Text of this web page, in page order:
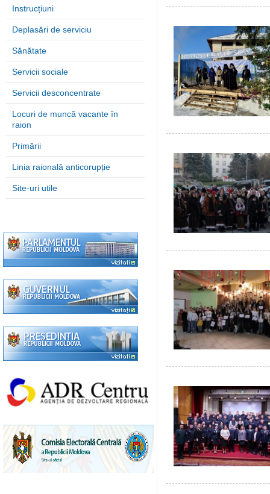
Instrucțiuni
Deplasări de serviciu
Sănătate
Servicii sociale
Servicii desconcentrate
Locuri de muncă vacante în
raion
Primării
Linia raională anticorupție
Site-uri utile